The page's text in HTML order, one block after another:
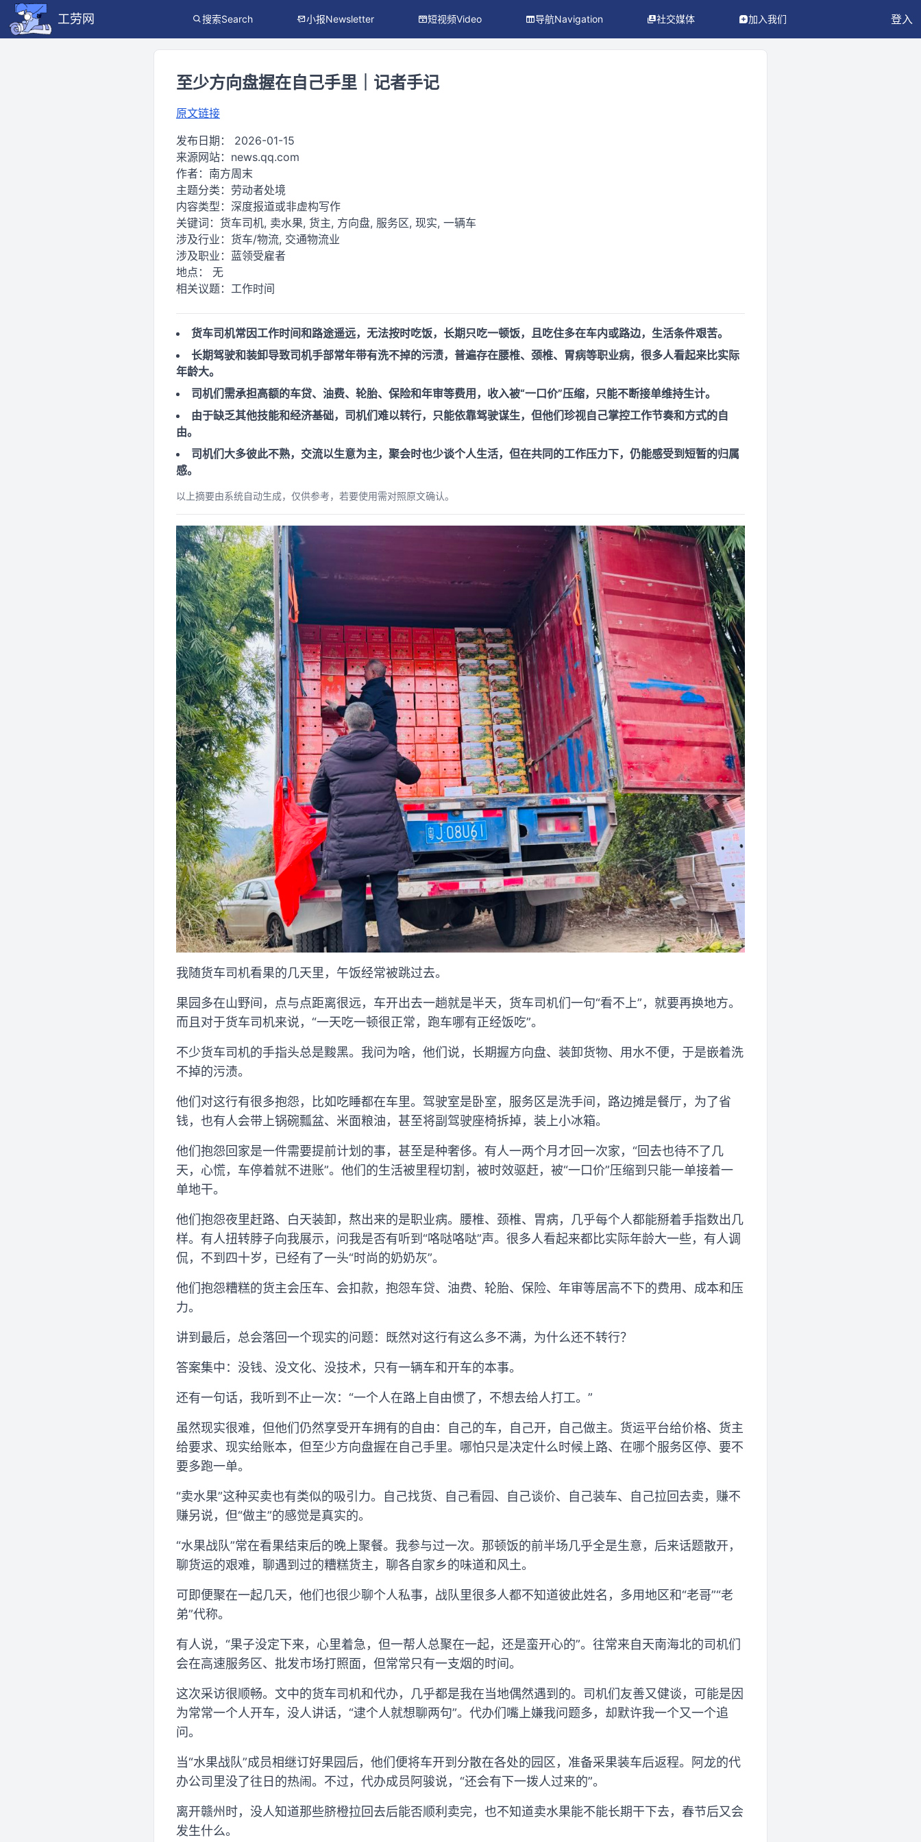
工劳网 搜索Search 小报Newsletter 短视频Video 导航Navigation 社交媒体 加入我们 登入
至少方向盘握在自己手里｜记者手记
原文链接
发布日期： 2026-01-15
来源网站： news.qq.com
作者： 南方周末
主题分类： 劳动者处境
内容类型： 深度报道或非虚构写作
关键词： 货车司机, 卖水果, 货主, 方向盘, 服务区, 现实, 一辆车
涉及行业： 货车/物流, 交通物流业
涉及职业： 蓝领受雇者
地点： 无
相关议题： 工作时间
货车司机常因工作时间和路途遥远，无法按时吃饭，长期只吃一顿饭，且吃住多在车内或路边，生活条件艰苦。
长期驾驶和装卸导致司机手部常年带有洗不掉的污渍，普遍存在腰椎、颈椎、胃病等职业病，很多人看起来比实际
年龄大。
司机们需承担高额的车贷、油费、轮胎、保险和年审等费用，收入被“一口价”压缩，只能不断接单维持生计。
由于缺乏其他技能和经济基础，司机们难以转行，只能依靠驾驶谋生，但他们珍视自己掌控工作节奏和方式的自
由。
司机们大多彼此不熟，交流以生意为主，聚会时也少谈个人生活，但在共同的工作压力下，仍能感受到短暂的归属
感。
以上摘要由系统自动生成，仅供参考，若要使用需对照原文确认。
我随货车司机看果的几天里，午饭经常被跳过去。
果园多在山野间，点与点距离很远，车开出去一趟就是半天，货车司机们一句“看不上”，就要再换地方。
而且对于货车司机来说，“一天吃一顿很正常，跑车哪有正经饭吃”。
不少货车司机的手指头总是黢黑。我问为啥，他们说，长期握方向盘、装卸货物、用水不便，于是嵌着洗
不掉的污渍。
他们对这行有很多抱怨，比如吃睡都在车里。驾驶室是卧室，服务区是洗手间，路边摊是餐厅，为了省
钱，也有人会带上锅碗瓢盆、米面粮油，甚至将副驾驶座椅拆掉，装上小冰箱。
他们抱怨回家是一件需要提前计划的事，甚至是种奢侈。有人一两个月才回一次家，“回去也待不了几
天，心慌，车停着就不进账”。他们的生活被里程切割，被时效驱赶，被“一口价”压缩到只能一单接着一
单地干。
他们抱怨夜里赶路、白天装卸，熬出来的是职业病。腰椎、颈椎、胃病，几乎每个人都能掰着手指数出几
样。有人扭转脖子向我展示，问我是否有听到“咯哒咯哒”声。很多人看起来都比实际年龄大一些，有人调
侃，不到四十岁，已经有了一头“时尚的奶奶灰”。
他们抱怨糟糕的货主会压车、会扣款，抱怨车贷、油费、轮胎、保险、年审等居高不下的费用、成本和压
力。
讲到最后，总会落回一个现实的问题：既然对这行有这么多不满，为什么还不转行？
答案集中：没钱、没文化、没技术，只有一辆车和开车的本事。
还有一句话，我听到不止一次：“一个人在路上自由惯了，不想去给人打工。”
虽然现实很难，但他们仍然享受开车拥有的自由：自己的车，自己开，自己做主。货运平台给价格、货主
给要求、现实给账本，但至少方向盘握在自己手里。哪怕只是决定什么时候上路、在哪个服务区停、要不
要多跑一单。
“卖水果”这种买卖也有类似的吸引力。自己找货、自己看园、自己谈价、自己装车、自己拉回去卖，赚不
赚另说，但“做主”的感觉是真实的。
“水果战队”常在看果结束后的晚上聚餐。我参与过一次。那顿饭的前半场几乎全是生意，后来话题散开，
聊货运的艰难，聊遇到过的糟糕货主，聊各自家乡的味道和风土。
可即便聚在一起几天，他们也很少聊个人私事，战队里很多人都不知道彼此姓名，多用地区和“老哥”“老
弟”代称。
有人说，“果子没定下来，心里着急，但一帮人总聚在一起，还是蛮开心的”。往常来自天南海北的司机们
会在高速服务区、批发市场打照面，但常常只有一支烟的时间。
这次采访很顺畅。文中的货车司机和代办，几乎都是我在当地偶然遇到的。司机们友善又健谈，可能是因
为常常一个人开车，没人讲话，“逮个人就想聊两句”。代办们嘴上嫌我问题多，却默许我一个又一个追
问。
当“水果战队”成员相继订好果园后，他们便将车开到分散在各处的园区，准备采果装车后返程。阿龙的代
办公司里没了往日的热闹。不过，代办成员阿骏说，“还会有下一拨人过来的”。
离开赣州时，没人知道那些脐橙拉回去后能否顺利卖完，也不知道卖水果能不能长期干下去，春节后又会
发生什么。